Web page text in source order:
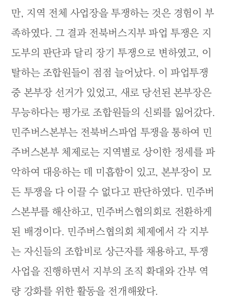
만, 지역 전체 사업장을 투쟁하는 것은 경험이 부
족하였다. 그 결과 전북버스지부 파업 투쟁은 지
도부의 판단과 달리 장기 투쟁으로 변하였고, 이
탈하는 조합원들이 점점 늘어났다. 이 파업투쟁
중 본부장 선거가 있었고, 새로 당선된 본부장은
무능하다는 평가로 조합원들의 신뢰를 잃어갔다.
민주버스본부는 전북버스파업 투쟁을 통하여 민
주버스본부 체제로는 지역별로 상이한 정세를 파
악하여 대응하는 데 미흡함이 있고, 본부장이 모
든 투쟁을 다 이끌 수 없다고 판단하였다. 민주버
스본부를 해산하고, 민주버스협의회로 전환하게
된 배경이다. 민주버스협의회 체제에서 각 지부
는 자신들의 조합비로 상근자를 채용하고, 투쟁
사업을 진행하면서 지부의 조직 확대와 간부 역
량 강화를 위한 활동을 전개해왔다.